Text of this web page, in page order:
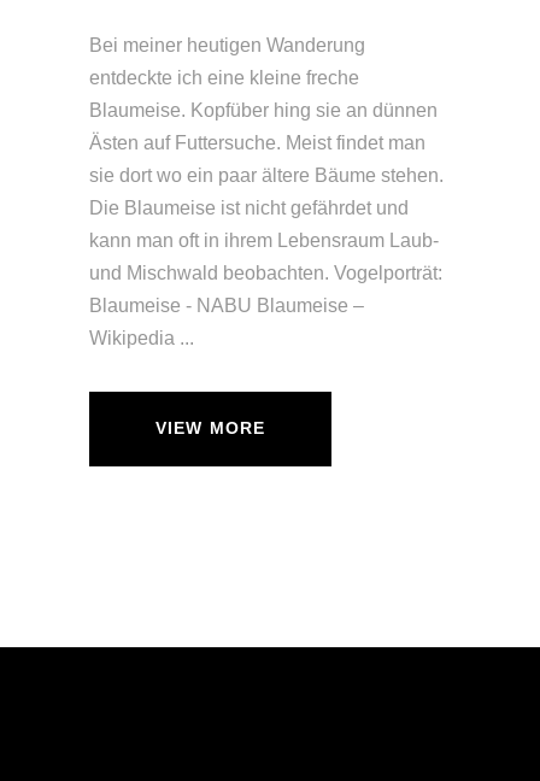
Bei meiner heutigen Wanderung
entdeckte ich eine kleine freche
Blaumeise. Kopfüber hing sie an dünnen
Ästen auf Futtersuche. Meist findet man
sie dort wo ein paar ältere Bäume stehen.
Die Blaumeise ist nicht gefährdet und
kann man oft in ihrem Lebensraum Laub-
und Mischwald beobachten. Vogelporträt:
Blaumeise - NABU Blaumeise –
Wikipedia
VIEW MORE